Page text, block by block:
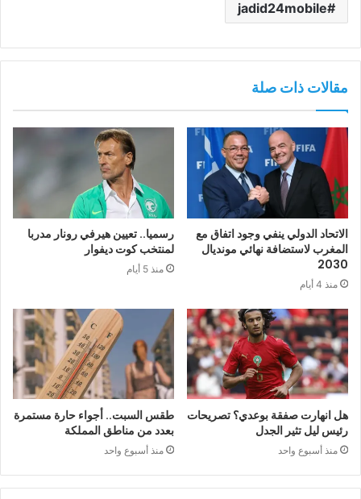
jadid24mobile
مقالات ذات صلة
الاتحاد الدولي ينفي وجود اتفاق مع
المغرب لاستضافة نهائي مونديال
2030
منذ 4 أيام
رسميا.. تعيين هيرفي رونار مدربا
لمنتخب كوت ديفوار
منذ 5 أيام
هل انهارت صفقة بوعدي؟ تصريحات
رئيس ليل تثير الجدل
منذ أسبوع واحد
طقس السبت.. أجواء حارة مستمرة
بعدد من مناطق المملكة
منذ أسبوع واحد